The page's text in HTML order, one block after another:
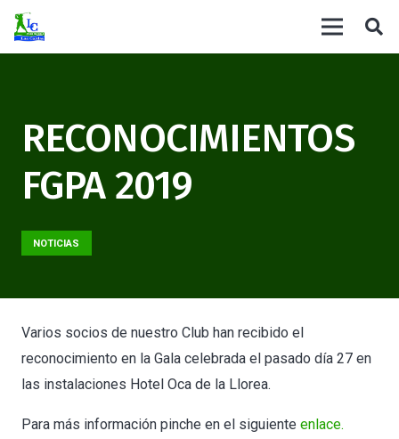
RECONOCIMIENTOS
FGPA 2019
NOTICIAS
Varios socios de nuestro Club han recibido el
reconocimiento en la Gala celebrada el pasado día 27 en
las instalaciones Hotel Oca de la Llorea.
Para más información pinche en el siguiente enlace.